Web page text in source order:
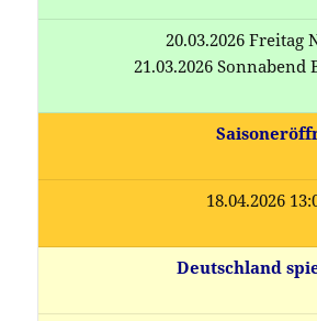
20.03.2026 Freitag
21.03.2026 Sonnabend
18.04.2026
Deutschland